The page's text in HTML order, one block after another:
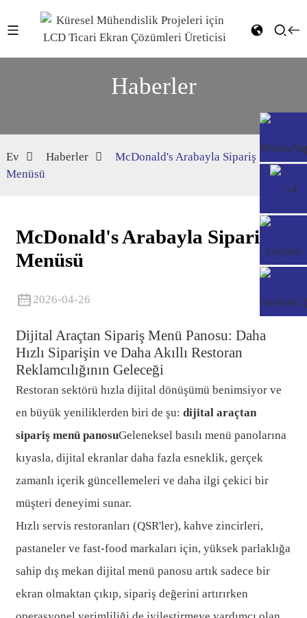
Haberler
Ev Haberler
McDonald's Arabayla Sipariş
Menüsü
McDonald's Arabayla Sipariş
Menüsü
2026-04-26
Dijital Araçtan Sipariş Menü Panosu: Daha
Hızlı Siparişin ve Daha Akıllı Restoran
Reklamcılığının Geleceği
Restoran sektörü hızla dijital dönüşümü benimsiyor ve
en büyük yeniliklerden biri de şu: dijital araçtan
sipariş menü panosuGeleneksel basılı menü panolarına
kıyasla, dijital ekranlar daha fazla esneklik, gerçek
zamanlı içerik güncellemeleri ve daha ilgi çekici bir
müşteri deneyimi sunar.
Hızlı servis restoranları (QSR'ler), kahve zincirleri,
pastaneler ve fast-food markaları için, yüksek parlaklığa
sahip dış mekan dijital menü panosu artık sadece bir
ekran olmaktan çıkıp, sipariş değerini artırırken